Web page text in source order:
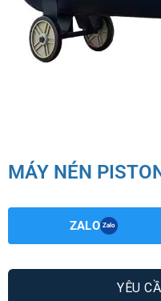
MÁY NÉN
ZALO Zalo
YÊU